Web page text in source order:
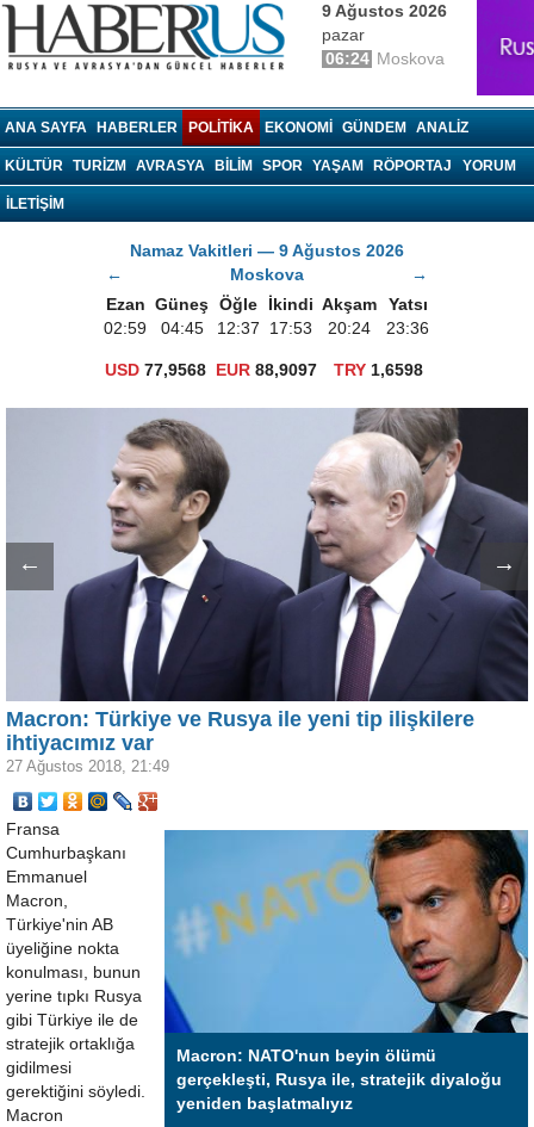
9 Ağustos 2026
pazar
06:24 Moskova
ANA SAYFA HABERLER POLITIKA EKONOMI GÜNDEM ANALIZ
KÜLTÜR TURIZM AVRASYA BILIM SPOR YAŞAM RÖPORTAJ YORUM
İLETİŞİM
Namaz Vakitleri — 9 Ağustos 2026
←
Moskova
→
Ezan Güneş Öğle İkindi Akşam
Yatsı
02:59
04:45 12:37 17:53 20:24 23:36
USD 77,9568 EUR 88,9097 TRY1,6598
← →
Macron: Türkiye ve Rusya ile yeni tip ilişkilere
ihtiyacımız var
27 Ağustos 2018, 21:49
Macron: NATO'nun beyin ölümü
gerçekleşti, Rusya ile, stratejik diyaloğu
yeniden başlatmalıyız
Fransa
Cumhurbaşkanı
Emmanuel
Macron,
Türkiye'nin AB
üyeliğine nokta
konulması, bunun
yerine tıpkı Rusya
gibi Türkiye ile de
stratejik ortaklığa
gidilmesi
gerektiğini söyledi.
Macron